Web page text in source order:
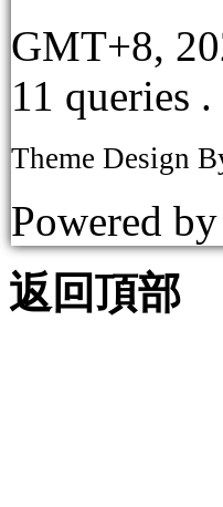
GMT+8,
11 queries .
Theme Design
Powered by
返回頂部